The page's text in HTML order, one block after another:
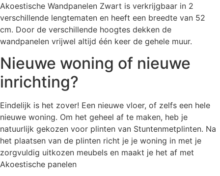
Akoestische Wandpanelen Zwart is verkrijgbaar in 2
verschillende lengtematen en heeft een breedte van 52
cm. Door de verschillende hoogtes dekken de
wandpanelen vrijwel altijd één keer de gehele muur.
Nieuwe woning of nieuwe
inrichting?
Eindelijk is het zover! Een nieuwe vloer, of zelfs een hele
nieuwe woning. Om het geheel af te maken, heb je
natuurlijk gekozen voor plinten van Stuntenmetplinten. Na
het plaatsen van de plinten richt je je woning in met je
zorgvuldig uitkozen meubels en maakt je het af met
Akoestische panelen